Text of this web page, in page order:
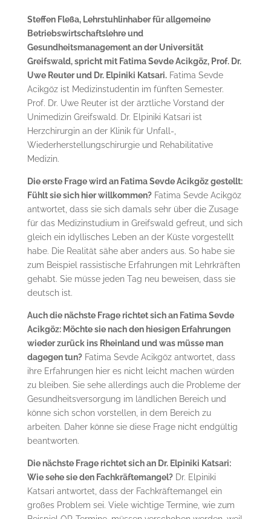
Steffen Fleßa, Lehrstuhlinhaber für allgemeine
Betriebswirtschaftslehre und
Gesundheitsmanagement an der Universität
Greifswald, spricht mit Fatima Sevde Acikgöz, Prof. Dr.
Uwe Reuter und Dr. Elpiniki Katsari.Fatima Sevde
Acikgöz ist Medizinstudentin im fünften Semester.
Prof. Dr. Uwe Reuter ist der ärztliche Vorstand der
Unimedizin Greifswald. Dr. Elpiniki Katsari ist
Herzchirurgin an der Klinik für Unfall-,
Wiederherstellungschirurgie und Rehabilitative
Medizin.
Die erste Frage wird an Fatima Sevde Acikgöz gestellt:
Fühlt sie sich hier willkommen?Fatima Sevde Acikgöz
antwortet, dass sie sich damals sehr über die Zusage
für das Medizinstudium in Greifswald gefreut, und sich
gleich ein idyllisches Leben an der Küste vorgestellt
habe. Die Realität sähe aber anders aus. So habe sie
zum Beispiel rassistische Erfahrungen mit Lehrkräften
gehabt. Sie müsse jeden Tag neu beweisen, dass sie
deutsch ist.
Auch die nächste Frage richtet sich an Fatima Sevde
Acikgöz: Möchte sie nach den hiesigen Erfahrungen
wieder zurück ins Rheinland und was müsse man
dagegen tun?Fatima Sevde Acikgöz antwortet, dass
ihre Erfahrungen hier es nicht leicht machen würden
zu bleiben. Sie sehe allerdings auch die Probleme der
Gesundheitsversorgung im ländlichen Bereich und
könne sich schon vorstellen, in dem Bereich zu
arbeiten. Daher könne sie diese Frage nicht endgültig
beantworten.
Die nächste Frage richtet sich an Dr. Elpiniki Katsari:
Wie sehe sie den Fachkräftemangel?Dr. Elpiniki
Katsari antwortet, dass der Fachkräftemangel ein
großes Problem sei. Viele wichtige Termine, wie zum